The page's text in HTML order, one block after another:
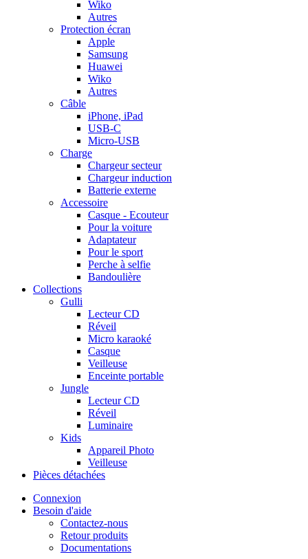
Wiko
Autres
Protection écran
Apple
Samsung
Huawei
Wiko
Autres
Câble
iPhone, iPad
USB-C
Micro-USB
Charge
Chargeur secteur
Chargeur induction
Batterie externe
Accessoire
Casque - Ecouteur
Pour la voiture
Adaptateur
Pour le sport
Perche à selfie
Bandoulière
Collections
Gulli
Lecteur CD
Réveil
Micro karaoké
Casque
Veilleuse
Enceinte portable
Jungle
Lecteur CD
Réveil
Luminaire
Kids
Appareil Photo
Veilleuse
Pièces détachées
Connexion
Besoin d'aide
Contactez-nous
Retour produits
Documentations